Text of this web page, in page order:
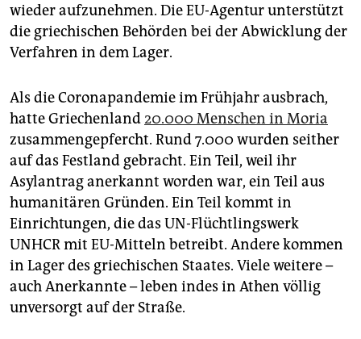
wieder aufzunehmen. Die EU-Agentur unterstützt
die griechischen Behörden bei der Abwicklung der
Verfahren in dem Lager.
Als die Coronapandemie im Frühjahr ausbrach,
hatte Griechenland20.000 Menschen in Moria
zusammengepfercht. Rund 7.000 wurden seither
auf das Festland gebracht. Ein Teil, weil ihr
Asylantrag anerkannt worden war, ein Teil aus
humanitären Gründen. Ein Teil kommt in
Einrichtungen, die das UN-Flüchtlingswerk
UNHCR mit EU-Mitteln betreibt. Andere kommen
in Lager des griechischen Staates. Viele weitere –
auch Anerkannte – leben indes in Athen völlig
unversorgt auf der Straße.